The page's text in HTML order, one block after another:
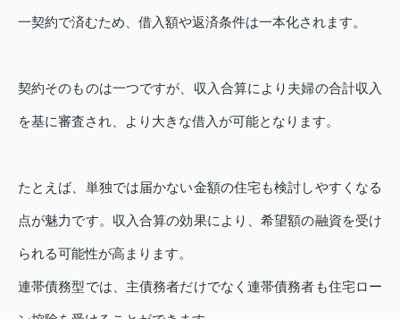
一契約で済むため、借入額や返済条件は一本化されます。
契約そのものは一つですが、収入合算により夫婦の合計収入
を基に審査され、より大きな借入が可能となります。
たとえば、単独では届かない金額の住宅も検討しやすくなる
点が魅力です。収入合算の効果により、希望額の融資を受け
られる可能性が高まります。
連帯債務型では、主債務者だけでなく連帯債務者も住宅ロー